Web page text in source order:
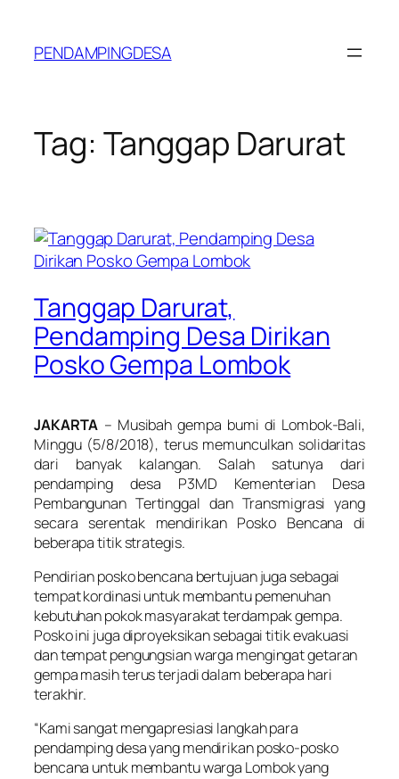
konten
PENDAMPINGDESA
Tag: Tanggap Darurat
Tanggap Darurat,
Pendamping Desa Dirikan
Posko Gempa Lombok
JAKARTA – Musibah gempa bumi di Lombok-Bali,
Minggu (5/8/2018), terus memunculkan solidaritas
dari banyak kalangan. Salah satunya dari
pendamping desa P3MD Kementerian Desa
Pembangunan Tertinggal dan Transmigrasi yang
secara serentak mendirikan Posko Bencana di
beberapa titik strategis.
Pendirian posko bencana bertujuan juga sebagai
tempat kordinasi untuk membantu pemenuhan
kebutuhan pokok masyarakat terdampak gempa.
Posko ini juga diproyeksikan sebagai titik evakuasi
dan tempat pengungsian warga mengingat getaran
gempa masih terus terjadi dalam beberapa hari
terakhir.
“Kami sangat mengapresiasi langkah para
pendamping desa yang mendirikan posko-posko
bencana untuk membantu warga Lombok yang